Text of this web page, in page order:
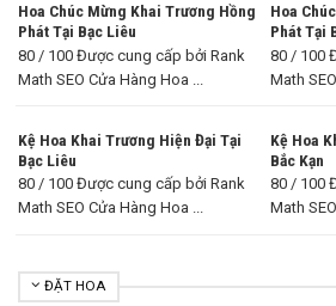
Hoa Chúc Mừng Khai Trương Hồng
Phát Tại Bạc Liêu
80 / 100 Được cung cấp bởi Rank
Math SEO Cửa Hàng Hoa ...
Hoa
Phát Tại
80 / 100
Math
Kệ Hoa Khai Trương Hiện Đại Tại
Bạc Liêu
80 / 100 Được cung cấp bởi Rank
Math SEO Cửa Hàng Hoa ...
Kệ Hoa
Bắc Kạn
80 / 100
Math
ĐẶT HOA